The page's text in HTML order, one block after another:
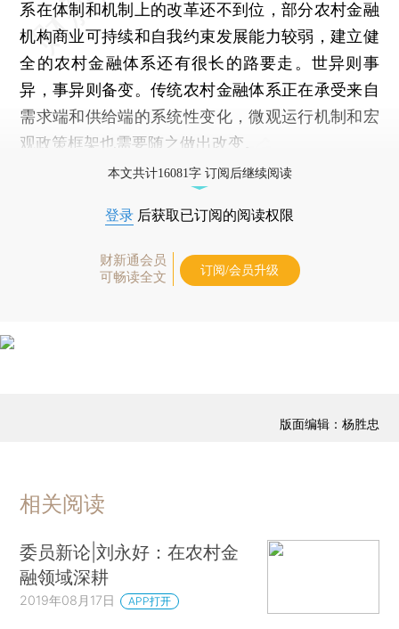
系在体制和机制上的改革还不到位，部分农村金融
机构商业可持续和自我约束发展能力较弱，建立健
全的农村金融体系还有很长的路要走。世异则事
异，事异则备变。传统农村金融体系正在承受来自
需求端和供给端的系统性变化，微观运行机制和宏
观政策框架也需要随之做出改变。
本文共计16081字 订阅后继续阅读
登录 后获取已订阅的阅读权限
财新通会员
可畅读全文
订阅/会员升级
版面编辑：杨胜忠
相关阅读
委员新论|刘永好：在农村金
融领域深耕
2019年08月17日 APP打开